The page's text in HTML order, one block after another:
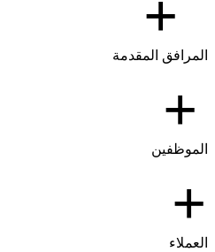
+
المرافق المقدمة
+
الموظفين
+
العملاء